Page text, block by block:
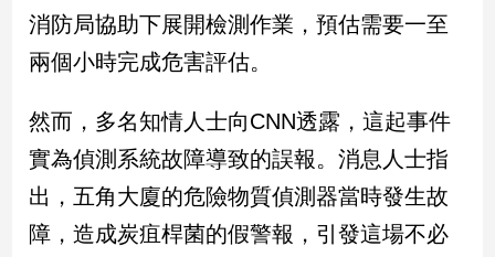
兩
岸/
國
社
地
方
新
冠
消防局協助下展開檢測作業，預估需要一至
兩個小時完成危害評估。
然而，多名知情人士向CNN透露，這起事件
實為偵測系統故障導致的誤報。消息人士指
出，五角大廈的危險物質偵測器當時發生故
障，造成炭疽桿菌的假警報，引發這場不必